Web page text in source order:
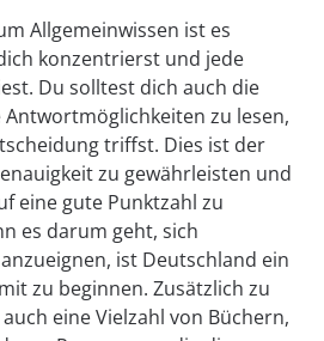
Allgemeinwissen ist es
konzentrierst und jede
Du solltest dich auch die
Antwortmöglichkeiten zu lesen,
triffst. Dies ist der
zu gewährleisten und
eine gute Punktzahl zu
es darum geht, sich
ist Deutschland ein
zu beginnen. Zusätzlich zu
eine Vielzahl von Büchern,